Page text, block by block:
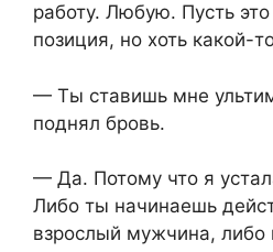
работу. Любую. Пусть
позиция, но хоть какой-
— Ты ставишь мне
поднял бровь.
— Да. Потому что я
Либо ты начинаешь
взрослый мужчина, либо